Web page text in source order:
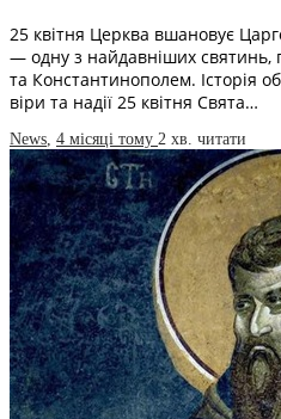
25 квітня Церква вшановує
— одну з найдавніших святинь,
та Константинополем. Історія
віри та надії 25 квітня Свята…
News, 4 місяці тому 2 хв. читати